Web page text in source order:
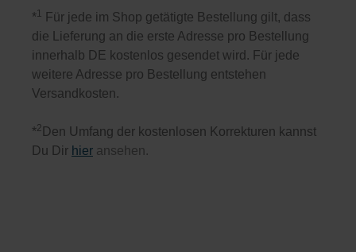
*1
Für jede im Shop getätigte Bestellung gilt, dass
die Lieferung an die erste Adresse pro Bestellung
innerhalb DE kostenlos gesendet wird. Für jede
weitere Adresse pro Bestellung entstehen
Versandkosten.
*2 Den Umfang der kostenlosen Korrekturen kannst
Du Dir hier ansehen.